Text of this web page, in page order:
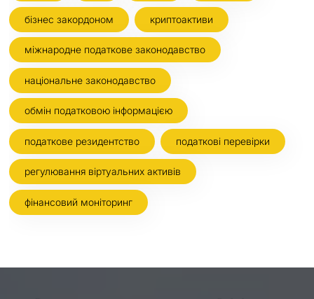
бізнес закордоном криптоактиви
міжнародне податкове законодавство
національне законодавство
обмін податковою інформацією
податкове резидентство податкові перевірки
регулювання віртуальних активів
фінансовий моніторинг